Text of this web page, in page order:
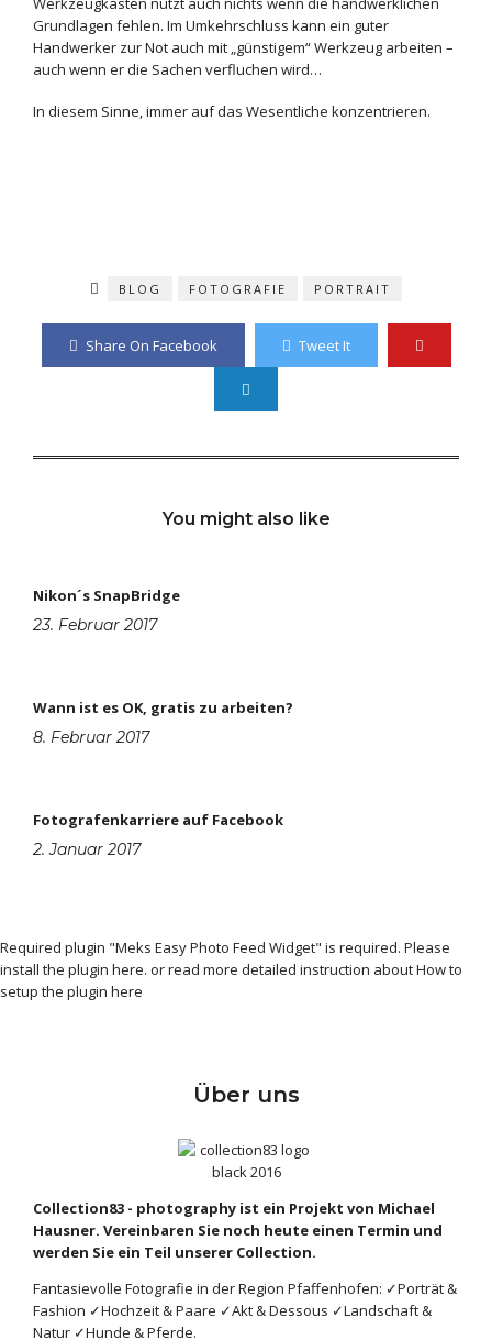
Grundlagen fehlen. Im Umkehrschluss kann ein guter
Handwerker zur Not auch mit „günstigem“ Werkzeug arbeiten –
auch wenn er die Sachen verfluchen wird…
In diesem Sinne, immer auf das Wesentliche konzentrieren.
BLOG FOTOGRAFIE PORTRAIT
Share On Facebook Tweet It
You might also like
Nikon´s SnapBridge
23. Februar 2017
Wann ist es OK, gratis zu arbeiten?
8. Februar 2017
Fotografenkarriere auf Facebook
2. Januar 2017
Required plugin "Meks Easy Photo Feed Widget" is required. Please
install the plugin here. or read more detailed instruction aboutHow to
setup the plugin here
Über uns
Collection83 - photography ist ein Projekt von Michael
Hausner. Vereinbaren Sie noch heute einen Termin und
werden Sie ein Teil unserer Collection.
Fantasievolle Fotografie in der Region Pfaffenhofen: ✓Porträt &
Fashion ✓Hochzeit & Paare ✓Akt & Dessous ✓Landschaft &
Natur ✓Hunde & Pferde.